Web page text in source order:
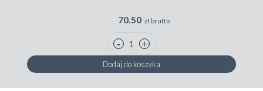
70.50 zł brutto
Dodaj do koszyka